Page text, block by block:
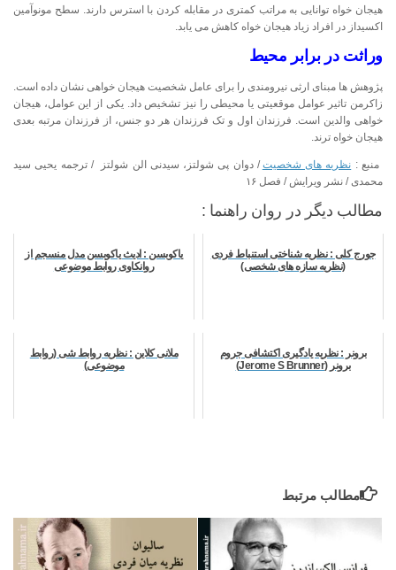
هیجان خواه توانایی به مراتب کمتری در مقابله کردن با استرس دارند. سطح مونوآمین
اکسیداز در افراد زیاد هیجان خواه کاهش می یابد.
وراثت در برابر محیط
پژوهش ها مبنای ارثی نیرومندی را برای عامل شخصیت هیجان خواهی نشان داده است.
زاکرمن تاثیر عوامل موقعیتی یا محیطی را نیز تشخیص داد. یکی از این عوامل، هیجان
خواهی والدین است. فرزندان اول و تک فرزندان هر دو جنس، از فرزندان مرتبه بعدی
هیجان خواه ترند.
منبع : نظریه های شخصیت/ دوان پی شولتز، سیدنی الن شولتز / ترجمه یحیی سید
محمدی / نشر ویرایش / فصل ۱۶
مطالب دیگر در روان راهنما :
جورج کلی : نظریه شناختی استنباط فردی
(نظریه سازه های شخصی)
یاکوبسن : ادیث یاکوبسن مدل منسجم از
روانکاوی روابط موضوعی
برونر : نظریه یادگیری اکتشافی جروم
برونر (Jerome S Brunner)
ملانی کلاین : نظریه روابط شی (روابط
موضوعی)
مطالب مرتبط